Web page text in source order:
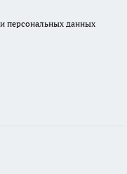
персональных данных